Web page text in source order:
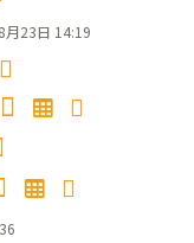
月23日 14:19